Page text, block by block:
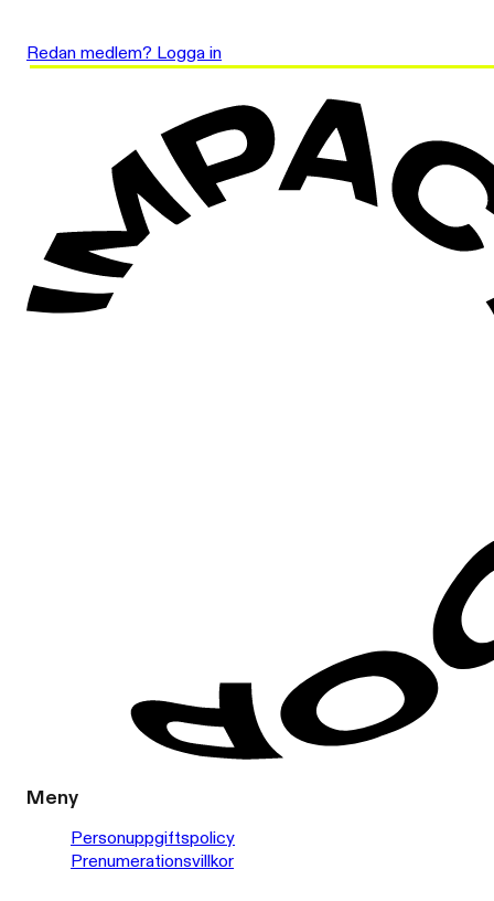
Redan medlem? Logga in
Meny
Personuppgiftspolicy
Prenumerationsvillkor